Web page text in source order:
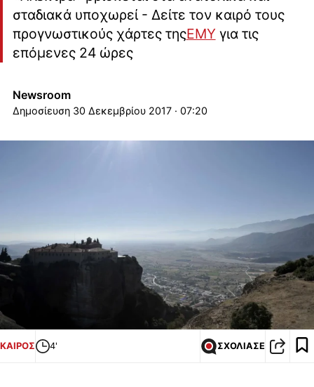
σταδιακά υποχωρεί - Δείτε τον καιρό τους
προγνωστικούς χάρτες τηςΕΜΥ για τις
επόμενες 24 ώρες
Newsroom
30 Δεκεμβρίου 2017 · 07:20
ΚΑΙΡΟΣ 4' ΣΧΟΛΙΑΣΕ